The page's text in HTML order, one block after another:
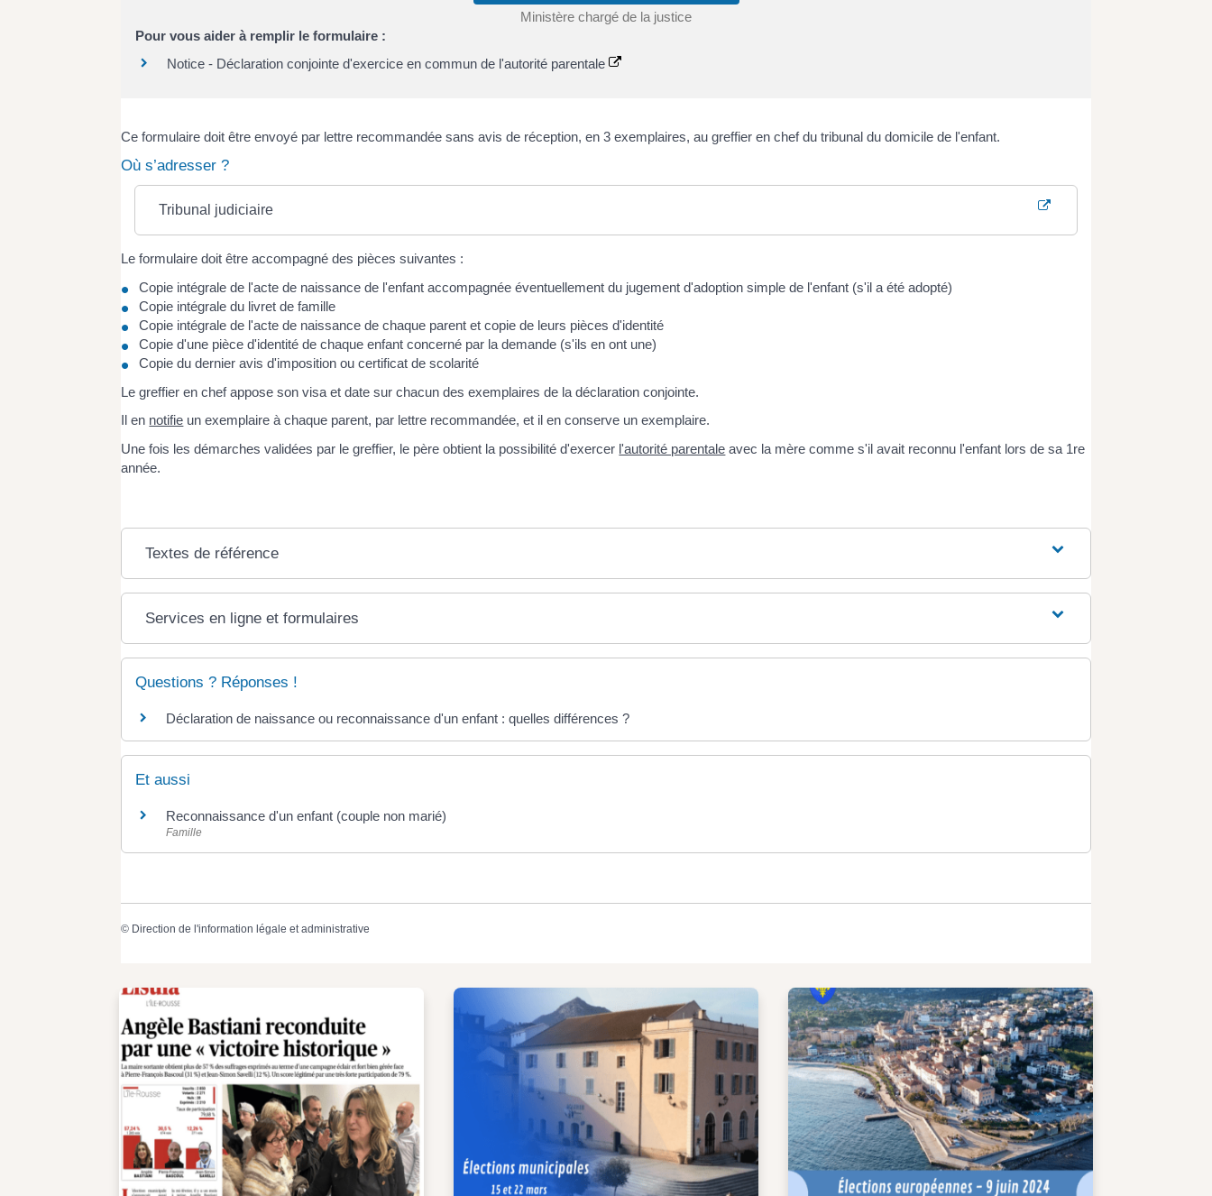
Ministère chargé de la justice
Pour vous aider à remplir le formulaire :
Notice - Déclaration conjointe d'exercice en commun de l'autorité parentale
Ce formulaire doit être envoyé par lettre recommandée sans avis de réception, en 3 exemplaires, au greffier en chef du tribunal du domicile de l'enfant.
Où s’adresser ?
Tribunal judiciaire
Le formulaire doit être accompagné des pièces suivantes :
Copie intégrale de l'acte de naissance de l'enfant accompagnée éventuellement du jugement d'adoption simple de l'enfant (s'il a été adopté)
Copie intégrale du livret de famille
Copie intégrale de l'acte de naissance de chaque parent et copie de leurs pièces d'identité
Copie d'une pièce d'identité de chaque enfant concerné par la demande (s'ils en ont une)
Copie du dernier avis d'imposition ou certificat de scolarité
Le greffier en chef appose son visa et date sur chacun des exemplaires de la déclaration conjointe.
Il en notifie un exemplaire à chaque parent, par lettre recommandée, et il en conserve un exemplaire.
Une fois les démarches validées par le greffier, le père obtient la possibilité d'exercer l'autorité parentale avec la mère comme s'il avait reconnu l'enfant lors de sa 1re
année.
Textes de référence
Services en ligne et formulaires
Questions ? Réponses !
Déclaration de naissance ou reconnaissance d'un enfant : quelles différences ?
Et aussi
Reconnaissance d'un enfant (couple non marié)
Famille
© Direction de l'information légale et administrative